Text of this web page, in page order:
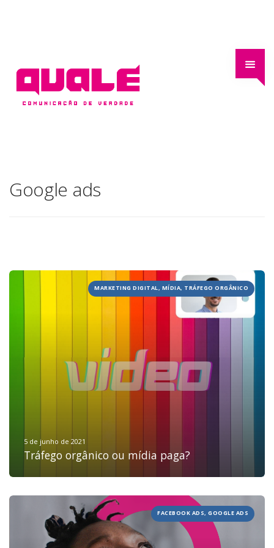
TECH
BLOG
DEPOIMENTOS
CONTATO
Google ads
MARKETING DIGITAL, MÍDIA, TRÁFEGO ORGÂNICO
5 de junho de 2021
Tráfego orgânico ou mídia paga?
FACEBOOK ADS, GOOGLE ADS